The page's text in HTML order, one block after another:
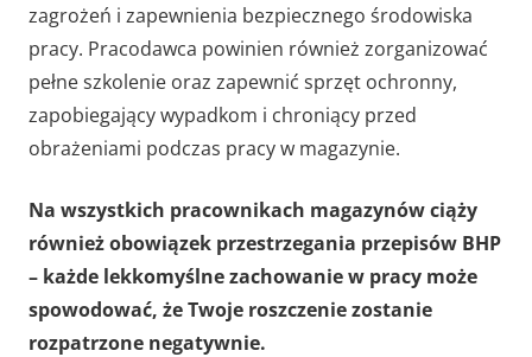
zagrożeń i zapewnienia bezpiecznego środowiska
pracy. Pracodawca powinien również zorganizować
pełne szkolenie oraz zapewnić sprzęt ochronny,
zapobiegający wypadkom i chroniący przed
obrażeniami podczas pracy w magazynie.
Na wszystkich pracownikach magazynów ciąży
również obowiązek przestrzegania przepisów BHP
– każde lekkomyślne zachowanie w pracy może
spowodować, że Twoje roszczenie zostanie
rozpatrzone negatywnie.